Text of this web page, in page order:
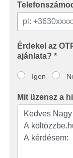
Érdekel az
ajánlata? *
Igen
Mit üzensz a